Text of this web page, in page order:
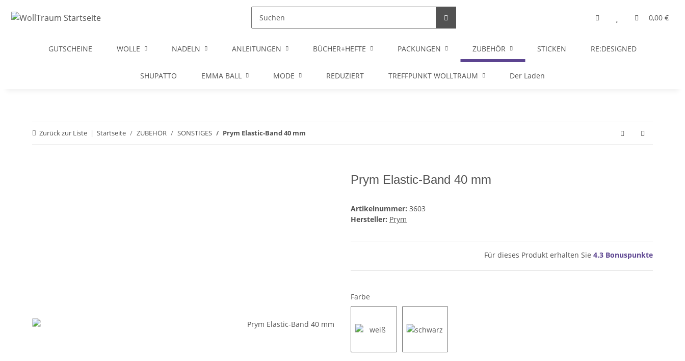
0,00 €
GUTSCHEINE WOLLE NADELN ANLEITUNGEN BÜCHER+HEFTE PACKUNGEN ZUBEHÖR STICKEN RE:DESIGNED
SHUPATTO EMMA BALL MODE REDUZIERT TREFFPUNKT WOLLTRAUM Der Laden
Zurück zur Liste Startseite ZUBEHÖR SONSTIGES Prym Elastic-Band 40 mm
Prym Elastic-Band 40 mm
Artikelnummer: 3603
Hersteller: Prym
Für dieses Produkt erhalten Sie 4.3 Bonuspunkte
Farbe